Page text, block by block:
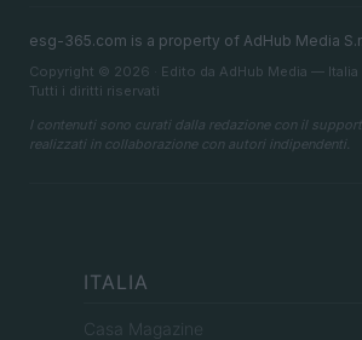
esg-365.com is a property of AdHub Media
Copyright © 2026 · Edito da AdHub Media — Italia
Tutti i diritti riservati
I contenuti sono curati dalla redazione con il
realizzati in collaborazione con autori indipendenti.
ITALIA
Casa Magazine